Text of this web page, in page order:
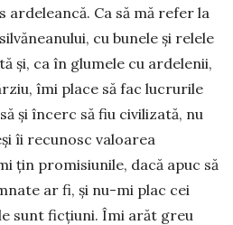
Ca să mă refer la
cu bunele și relele
și, ca în glumele cu ardelenii,
îmi place să fac lucrurile
și încerc să fiu civilizată, nu
îi recunosc va­loa­rea
țin promi­siu­nile, dacă apuc să
ar fi, și nu-mi plac cei
sunt ficțiuni. Îmi arăt greu